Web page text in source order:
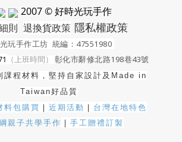
2007 © 好時光玩手作
則 退換貨政策 隱私權政策
玩手作工坊 統編：47551980
（上班時間） 彰化市辭修北路198巷43號
課程材料，堅持自家設計及 Made in
Taiwan好品質
料包購買 ｜ 近期活動 ｜ 台灣在地特色
親子共學手作 ｜ 手工贈禮訂製